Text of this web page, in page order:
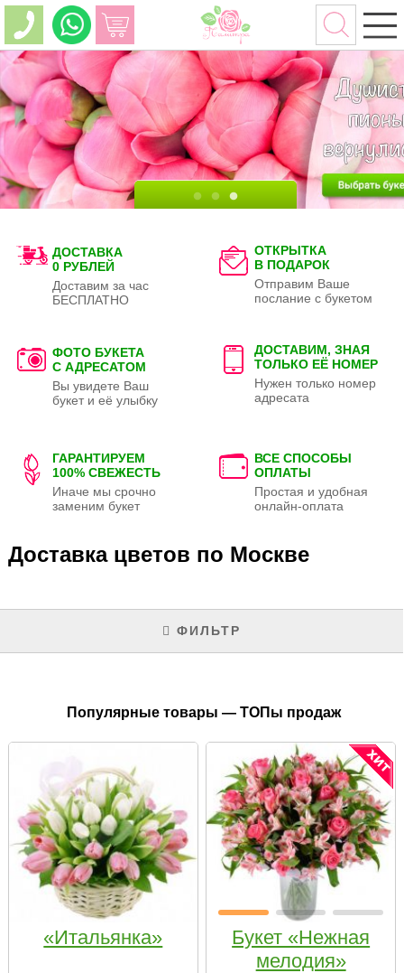
ДОСТАВКА
0 РУБЛЕЙ
Доставим за час
БЕСПЛАТНО
ОТКРЫТКА
В ПОДАРОК
Отправим Ваше
послание с букетом
ФОТО БУКЕТА
С АДРЕСАТОМ
Вы увидете Ваш
букет и её улыбку
ДОСТАВИМ, ЗНАЯ
ТОЛЬКО ЕЁ НОМЕР
Нужен только номер
адресата
ГАРАНТИРУЕМ
100% СВЕЖЕСТЬ
Иначе мы срочно
заменим букет
ВСЕ СПОСОБЫ
ОПЛАТЫ
Простая и удобная
онлайн-оплата
Доставка цветов по Москве
ФИЛЬТР
Популярные товары — ТОПы продаж
«Итальянка»
Букет «Нежная
мелодия»